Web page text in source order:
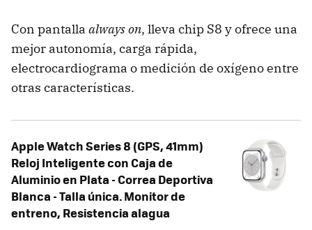
Con pantalla always on, lleva chip S8 y ofrece una
mejor autonomía, carga rápida,
electrocardiograma o medición de oxígeno entre
otras características.
Apple Watch Series 8 (GPS, 41mm)
Reloj Inteligente con Caja de
Aluminio en Plata - Correa Deportiva
Blanca - Talla única. Monitor de
entreno, Resistencia alagua